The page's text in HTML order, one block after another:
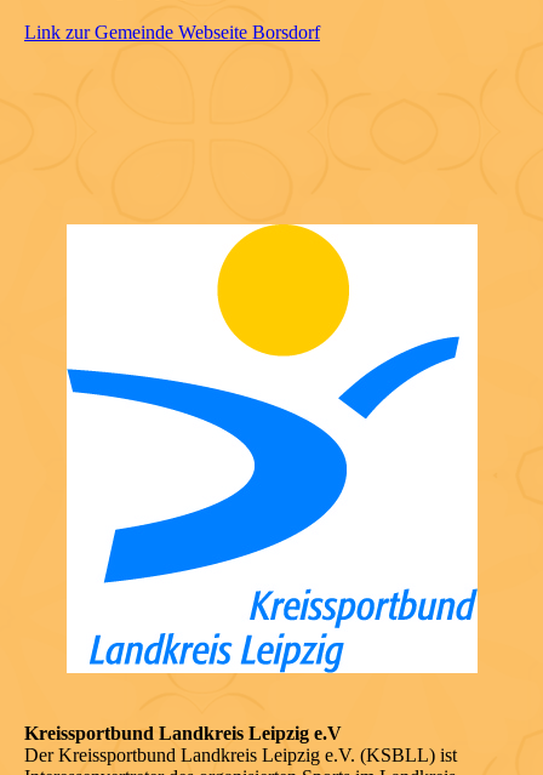
Link zur Gemeinde Webseite Borsdorf
Kreissportbund Landkreis Leipzig e.V
Der Kreissportbund Landkreis Leipzig e.V. (KSBLL) ist